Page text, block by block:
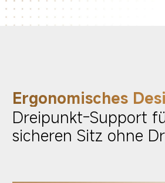
Ergonomisches
Dreipunkt-Support
sicheren Sitz ohne